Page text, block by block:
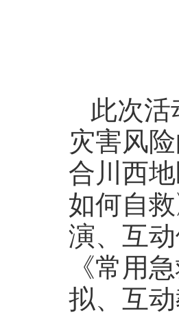
此次
灾害风
合川西
如何自
演、互
《常用
拟、互